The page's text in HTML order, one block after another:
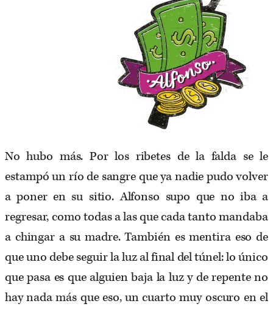
No hubo más. Por los ribetes de la falda se le
estampó un río de sangre que ya nadie pudo volver
a poner en su sitio. Alfonso supo que no iba a
regresar, como todas a las que cada tanto mandaba
a chingar a su madre. También es mentira eso de
que uno debe seguir la luz al final del túnel: lo único
que pasa es que alguien baja la luz y de repente no
hay nada más que eso, un cuarto muy oscuro en el